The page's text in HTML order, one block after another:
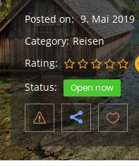
Posted on 9. Mai 2019
Category Reisen
Rating
Status Open now